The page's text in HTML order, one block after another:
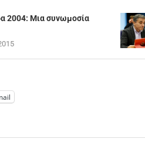
2004: Μια συνωμοσία